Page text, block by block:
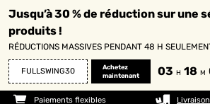
Jusqu’à 30 % de réduction sur une
produits !
RÉDUCTIONS MASSIVES PENDANT 48 H
FULLSWING30
Achetez
maintenant
03 H 18 M
Paiements flexibles